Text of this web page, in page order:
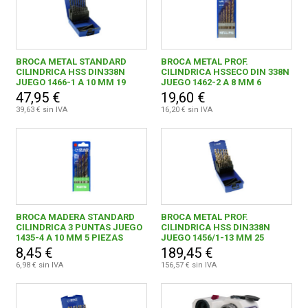
BROCA METAL STANDARD
CILINDRICA HSS DIN338N
JUEGO 1466-1 A 10 MM 19
UNIDADES
47,95 €
39,63 € sin IVA
BROCA METAL PROF.
CILINDRICA HSSECO DIN 338N
JUEGO 1462-2 A 8 MM 6
PIEZAS
19,60 €
16,20 € sin IVA
BROCA MADERA STANDARD
CILINDRICA 3 PUNTAS JUEGO
1435-4 A 10 MM 5 PIEZAS
8,45 €
6,98 € sin IVA
BROCA METAL PROF.
CILINDRICA HSS DIN338N
JUEGO 1456/1-13 MM 25
UNIDADES
189,45 €
156,57 € sin IVA